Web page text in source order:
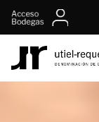
contenido